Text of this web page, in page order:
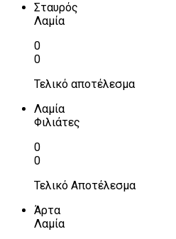
Σταυρός
Λαμία
0
0
Τελικό αποτέλεσμα
Λαμία
Φιλιάτες
0
0
Τελικό Αποτέλεσμα
Άρτα
Λαμία